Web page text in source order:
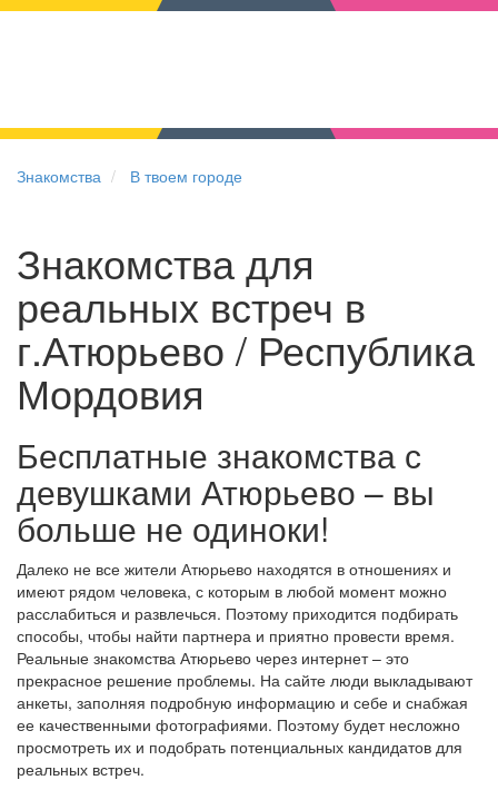
Знакомства В твоем городе
Знакомства для
реальных встреч в
г.Атюрьево / Республика
Мордовия
Бесплатные знакомства с
девушками Атюрьево – вы
больше не одиноки!
Далеко не все жители Атюрьево находятся в отношениях и
имеют рядом человека, с которым в любой момент можно
расслабиться и развлечься. Поэтому приходится подбирать
способы, чтобы найти партнера и приятно провести время.
Реальные знакомства Атюрьево через интернет – это
прекрасное решение проблемы. На сайте люди выкладывают
анкеты, заполняя подробную информацию и себе и снабжая
ее качественными фотографиями. Поэтому будет несложно
просмотреть их и подобрать потенциальных кандидатов для
реальных встреч.